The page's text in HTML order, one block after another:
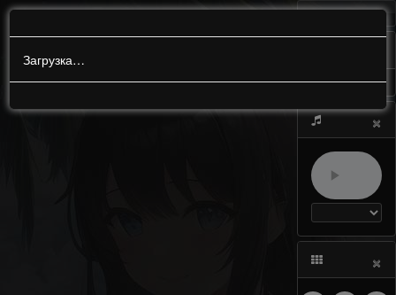
Загрузка…
МЕНЮ
×
×